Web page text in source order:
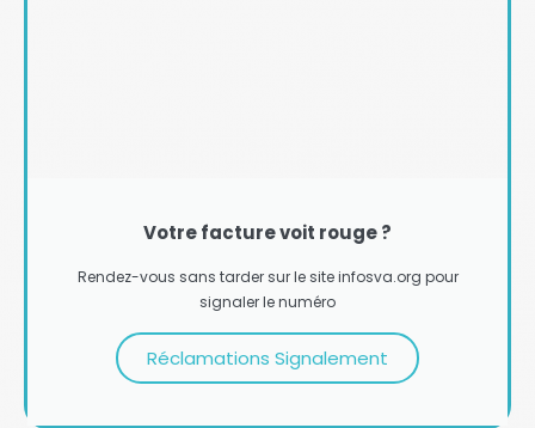
Votre facture voit rouge ?
Rendez-vous sans tarder sur le site infosva.org pour
signaler le numéro
Réclamations Signalement